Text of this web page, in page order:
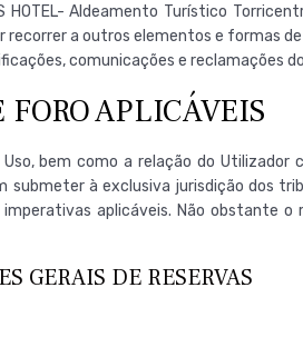
HOTEL- Aldeamento Turístico
recorrer a outros elementos e formas
comunicações e reclamações
APLICÁVEIS
Uso, bem como a relação do Utilizador
submeter à exclusiva jurisdição dos
imperativas aplicáveis. Não obstante
GERAIS DE RESERVAS